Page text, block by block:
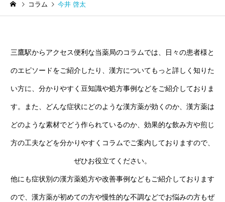
出典から考える補中益気湯
症例104 頭皮と顔の痒
コラム 今井 啓太
三鷹駅からアクセス便利な当薬局のコラムでは、日々の患者様と
のエピソードをご紹介したり、漢方についてもっと詳しく知りた
い方に、分かりやすく豆知識や処方事例などをご紹介しておりま
す。また、どんな症状にどのような漢方薬が効くのか、漢方薬は
どのような素材でどう作られているのか、効果的な飲み方や煎じ
方の工夫などを分かりやすくコラムでご案内しておりますので、
ぜひお役立てください。
他にも症状別の漢方薬処方や改善事例などもご紹介しております
ので、漢方薬が初めての方や慢性的な不調などでお悩みの方もぜ